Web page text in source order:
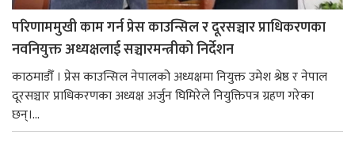
परिणाममुखी काम गर्न प्रेस काउन्सिल र दूरसञ्चार प्राधिकरणका
नवनियुक्त अध्यक्षलाई सञ्चारमन्त्रीको निर्देशन
काठमाडौँ । प्रेस काउन्सिल नेपालको अध्यक्षमा नियुक्त उमेश श्रेष्ठ र नेपाल
दूरसञ्चार प्राधिकरणका अध्यक्ष अर्जुन घिमिरेले नियुक्तिपत्र ग्रहण गरेका
छन्।...